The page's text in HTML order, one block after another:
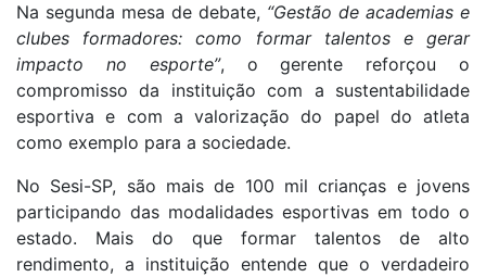
Na segunda mesa de debate, “Gestão de academias e
clubes formadores: como formar talentos e gerar
impacto no esporte”, o gerente reforçou o
compromisso da instituição com a sustentabilidade
esportiva e com a valorização do papel do atleta
como exemplo para a sociedade.
No Sesi-SP, são mais de 100 mil crianças e jovens
participando das modalidades esportivas em todo o
estado. Mais do que formar talentos de alto
rendimento, a instituição entende que o verdadeiro